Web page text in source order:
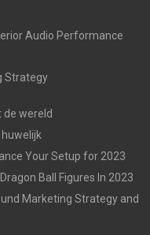
Audio Performance
Strategy
de wereld
Your Setup for 2023
Ball Figures In 2023
Marketing Strategy and